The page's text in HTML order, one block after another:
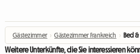
Gästezimmer › Gästezimmer Frankreich › Bed
Weitere Unterkünfte, die Sie interessieren